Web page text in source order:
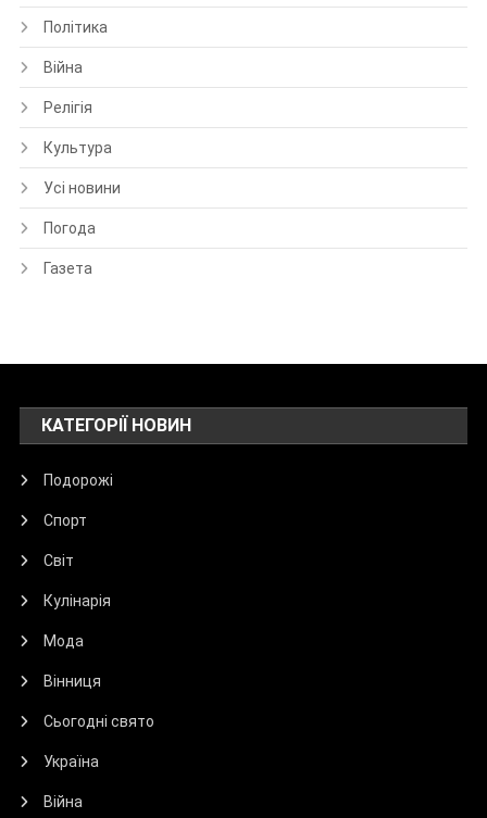
Політика
Війна
Релігія
Культура
Усі новини
Погода
Газета
КАТЕГОРІЇ НОВИН
Подорожі
Спорт
Світ
Кулінарія
Мода
Вінниця
Сьогодні свято
Україна
Війна